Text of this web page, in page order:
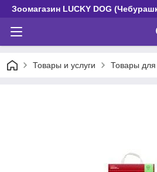
Зоомагазин LUCKY DOG
Товары и услуги Товары